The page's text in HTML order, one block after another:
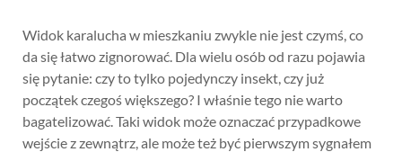
Widok karalucha w mieszkaniu zwykle nie jest czymś, co
da się łatwo zignorować. Dla wielu osób od razu pojawia
się pytanie: czy to tylko pojedynczy insekt, czy już
początek czegoś większego? I właśnie tego nie warto
bagatelizować. Taki widok może oznaczać przypadkowe
wejście z zewnątrz, ale może też być pierwszym sygnałem